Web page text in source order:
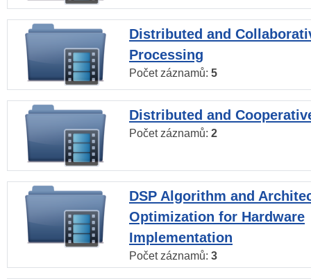
Distributed and
Processing
Počet záznamů: 5
Distributed and
Počet záznamů: 2
DSP Algorithm and
Optimization for Hardware
Implementation
Počet záznamů: 3